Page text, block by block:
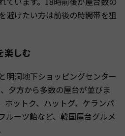
避けたい方は前後の時間帯を狙
楽しむ
明洞地下ショッピングセンター
夕方から多数の屋台が並びま
ホットク、ハットグ、ケランパ
ルーツ飴など、韓国屋台グルメ